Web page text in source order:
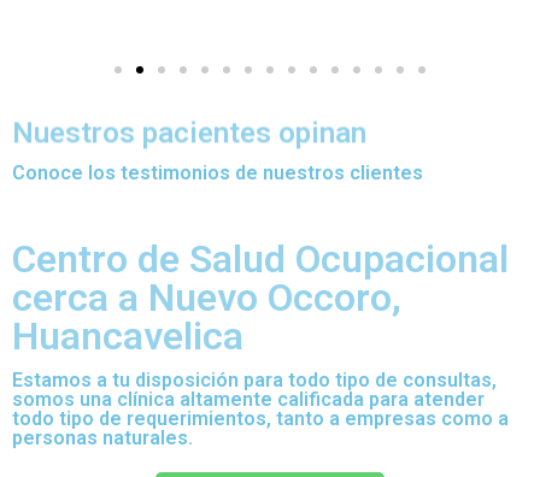
Nuestros pacientes opinan
Conoce los testimonios de nuestros clientes
Centro de Salud Ocupacional
cerca a Nuevo Occoro,
Huancavelica
Estamos a tu disposición para todo tipo de consultas,
somos una clínica altamente calificada para atender
todo tipo de requerimientos, tanto a empresas como a
personas naturales.